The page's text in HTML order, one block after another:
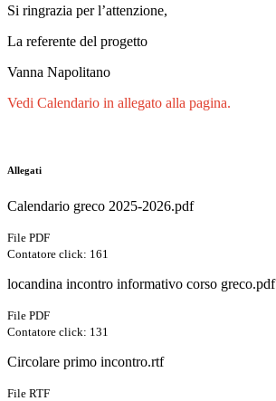
Si ringrazia per l’attenzione,
La referente del progetto
Vanna Napolitano
Vedi Calendario in allegato alla pagina.
Allegati
Calendario greco 2025-2026.pdf
File PDF
Contatore click: 161
locandina incontro informativo corso greco.pdf
File PDF
Contatore click: 131
Circolare primo incontro.rtf
File RTF